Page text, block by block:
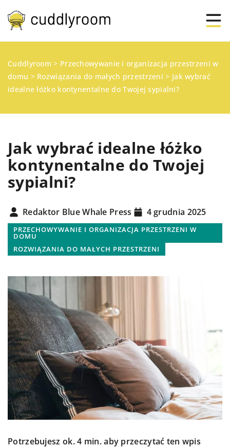
Cuddlyroom > Przechowywanie i organizacja przestrzeni w
domu > Rozwiązania do małych przestrzeni > Jak wybrać
idealne łóżko kontynentalne do Twojej sypialni?
Jak wybrać idealne łóżko
kontynentalne do Twojej
sypialni?
Redaktor Blue Whale Press 4 grudnia 2025
PRZECHOWYWANIE I ORGANIZACJA PRZESTRZENI W
DOMU
ROZWIĄZANIA DO MAŁYCH PRZESTRZENI
Potrzebujesz ok. 4 min. aby przeczytać ten wpis